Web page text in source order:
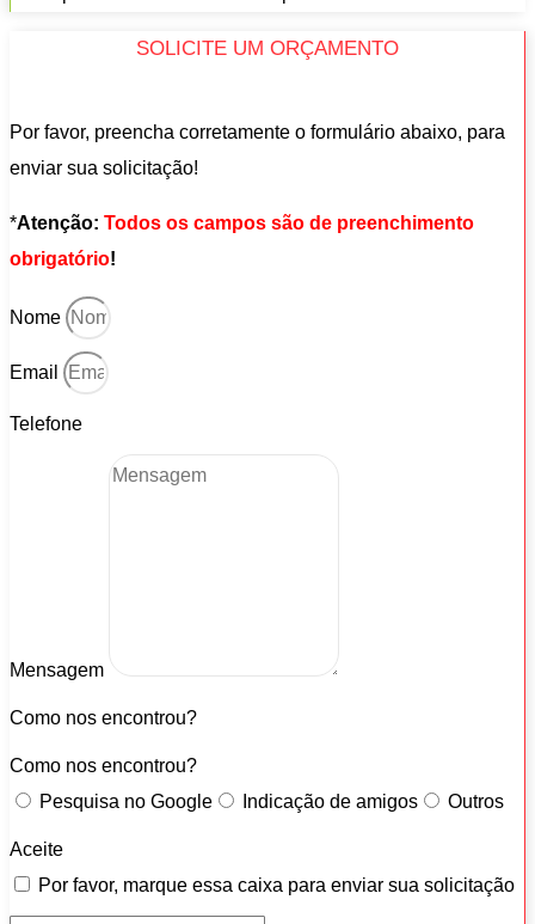
SOLICITE UM ORÇAMENTO
Por favor, preencha corretamente o formulário abaixo, para
enviar sua solicitação!
*Atenção: Todos os campos são de preenchimento
obrigatório!
Nome
Email
Telefone
Mensagem
Como nos encontrou?
Como nos encontrou?
Pesquisa no Google
Indicação de amigos Outros
Aceite
Por favor, marque essa caixa para enviar sua solicitação